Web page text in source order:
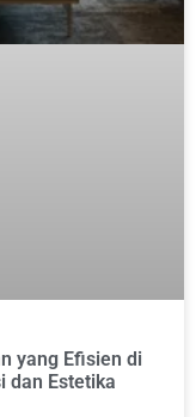
yang Efisien di
dan Estetika